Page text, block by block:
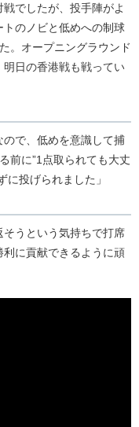
戦でしたが、投手陣がよ
トのノビと低めへの制球
。オープニングラウンド
日の香港戦も戦ってい
ので、低めを意識して捕
前に”1点取られても大丈
に投げられました」
そうという気持ちで打席
に貢献できるように頑